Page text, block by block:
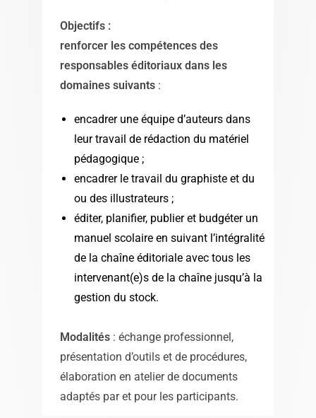
Objectifs :
renforcer les compétences des
responsables éditoriaux dans les
domaines suivants :
encadrer une équipe d’auteurs dans
leur travail de rédaction du matériel
pédagogique ;
encadrer le travail du graphiste et du
ou des illustrateurs ;
éditer, planifier, publier et budgéter un
manuel scolaire en suivant l’intégralité
de la chaîne éditoriale avec tous les
intervenant(e)s de la chaîne jusqu’à la
gestion du stock.
Modalités : échange professionnel,
présentation d’outils et de procédures,
élaboration en atelier de documents
adaptés par et pour les participants.